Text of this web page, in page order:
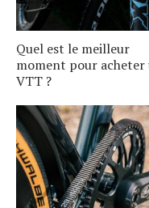
Quel est le meilleur
moment pour acheter
VTT ?